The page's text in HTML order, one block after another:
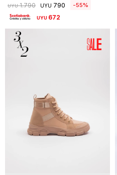
UYU 1.790 UYU 790 55
UYU 672